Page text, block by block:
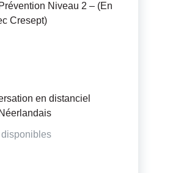
Niveau 2 – (En
Cresept)
en distanciel